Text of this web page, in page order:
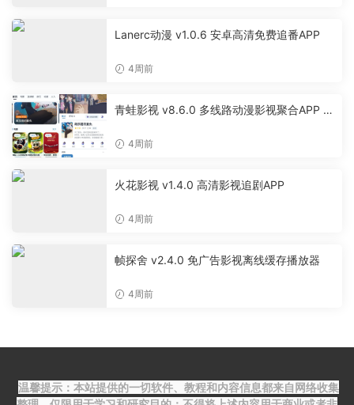
Lanerc动漫 v1.0.6 安卓高清免费追番APP
4周前
青蛙影视 v8.6.0 多线路动漫影视聚合APP 免
4周前
火花影视 v1.4.0 高清影视追剧APP
4周前
帧探舍 v2.4.0 免广告影视离线缓存播放器
4周前
温馨提示：本站提供的一切软件、教程和内容信息都来自网络收集